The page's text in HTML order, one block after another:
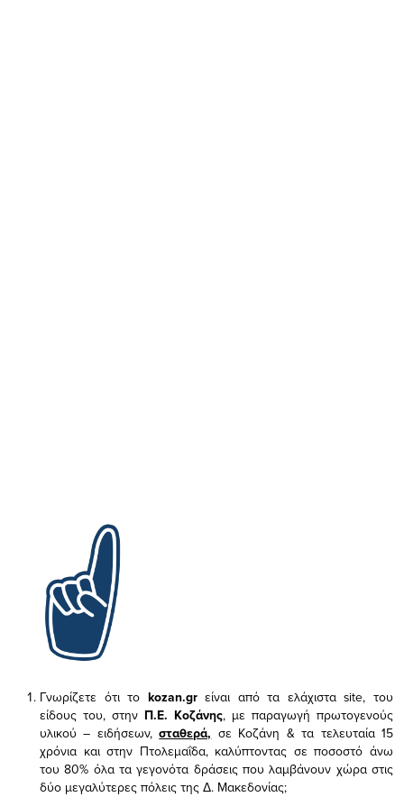
Γνωρίζετε ότι το kozan.gr είναι από τα ελάχισταsite, του
είδους του, στην Π.Ε. Κοζάνης, με παραγωγή πρωτογενούς
υλικού – ειδήσεων,σταθερά, σε Κοζάνη & τα τελευταία 15
χρόνια και στην Πτολεμαΐδα, καλύπτοντας σε ποσοστό άνω
του 80% όλα τα γεγονότα δράσεις που λαμβάνουν χώρα στις
δύο μεγαλύτερες πόλεις της Δ. Μακεδονίας;